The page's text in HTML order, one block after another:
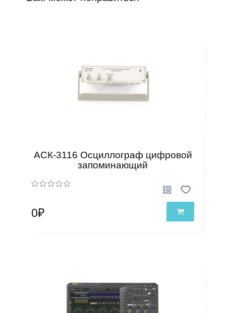
АСК-3116 Осциллограф цифровой
запоминающий
0₽